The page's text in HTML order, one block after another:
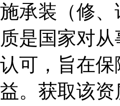
承装（修
是国家对
可，旨在
。获取该